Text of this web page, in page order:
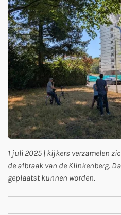
1 juli 2025 | kijkers verzamelen
de afbraak van de Klinkenberg.
geplaatst kunnen worden.